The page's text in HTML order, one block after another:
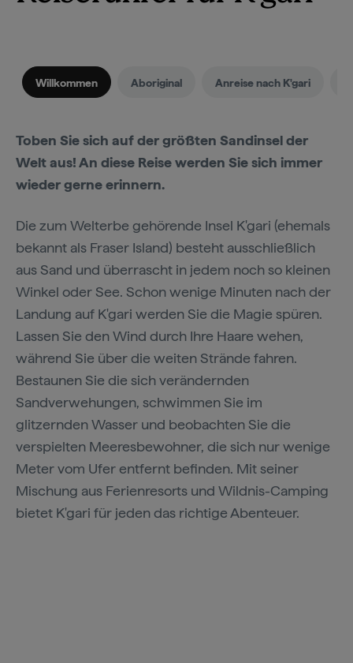
Willkommen Aboriginal Anreise nach K'gari
Toben Sie sich auf der größten Sandinsel der
Welt aus! An diese Reise werden Sie sich immer
wieder gerne erinnern.
Die zum Welterbe gehörende Insel K'gari (ehemals
bekannt als Fraser Island) besteht ausschließlich
aus Sand und überrascht in jedem noch so kleinen
Winkel oder See. Schon wenige Minuten nach der
Landung auf K'gari werden Sie die Magie spüren.
Lassen Sie den Wind durch Ihre Haare wehen,
während Sie über die weiten Strände fahren.
Bestaunen Sie die sich verändernden
Sandverwehungen, schwimmen Sie im
glitzernden Wasser und beobachten Sie die
verspielten Meeresbewohner, die sich nur wenige
Meter vom Ufer entfernt befinden. Mit seiner
Mischung aus Ferienresorts und Wildnis-Camping
bietet K'gari für jeden das richtige Abenteuer.